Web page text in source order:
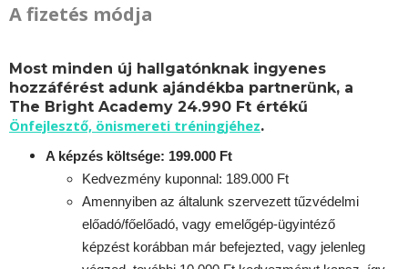
A fizetés módja
Most minden új hallgatónknak ingyenes
hozzáférést adunk ajándékba partnerünk, a
The Bright Academy 24.990 Ft értékű
Önfejlesztő, önismereti tréningjéhez.
A képzés költsége: 199.000 Ft
Kedvezmény kuponnal: 189.000 Ft
Amennyiben az általunk szervezett tűzvédelmi
előadó/főelőadó, vagy emelőgép-ügyintéző
képzést korábban már befejezted, vagy jelenleg